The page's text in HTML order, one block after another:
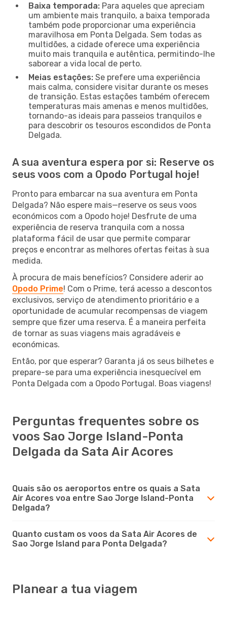
Baixa temporada: Para aqueles que apreciam
um ambiente mais tranquilo, a baixa temporada
também pode proporcionar uma experiência
maravilhosa em Ponta Delgada. Sem todas as
multidões, a cidade oferece uma experiência
muito mais tranquila e autêntica, permitindo-lhe
saborear a vida local de perto.
Meias estações: Se prefere uma experiência
mais calma, considere visitar durante os meses
de transição. Estas estações também oferecem
temperaturas mais amenas e menos multidões,
tornando-as ideais para passeios tranquilos e
para descobrir os tesouros escondidos de Ponta
Delgada.
A sua aventura espera por si: Reserve os
seus voos com a Opodo Portugal hoje!
Pronto para embarcar na sua aventura em Ponta
Delgada? Não espere mais—reserve os seus voos
económicos com a Opodo hoje! Desfrute de uma
experiência de reserva tranquila com a nossa
plataforma fácil de usar que permite comparar
preços e encontrar as melhores ofertas feitas à sua
medida.
À procura de mais benefícios? Considere aderir ao
Opodo Prime! Com o Prime, terá acesso a descontos
exclusivos, serviço de atendimento prioritário e a
oportunidade de acumular recompensas de viagem
sempre que fizer uma reserva. É a maneira perfeita
de tornar as suas viagens mais agradáveis e
económicas.
Então, por que esperar? Garanta já os seus bilhetes e
prepare-se para uma experiência inesquecível em
Ponta Delgada com a Opodo Portugal. Boas viagens!
Perguntas frequentes sobre os
voos Sao Jorge Island-Ponta
Delgada da Sata Air Acores
Quais são os aeroportos entre os quais a Sata
Air Acores voa entre Sao Jorge Island-Ponta
Delgada?
Quanto custam os voos da Sata Air Acores de
Sao Jorge Island para Ponta Delgada?
Planear a tua viagem